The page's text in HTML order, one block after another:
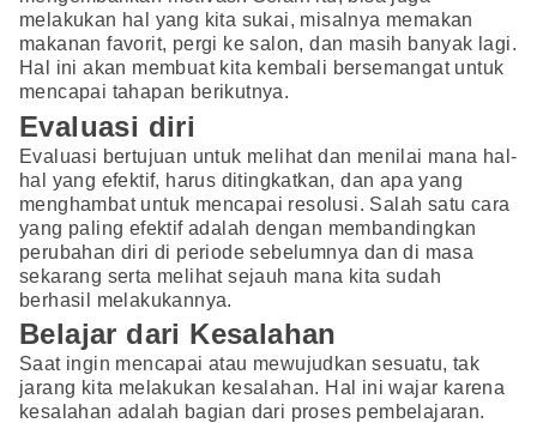
melakukan hal yang kita sukai, misalnya memakan
makanan favorit, pergi ke salon, dan masih banyak lagi.
Hal ini akan membuat kita kembali bersemangat untuk
mencapai tahapan berikutnya.
Evaluasi diri
Evaluasi bertujuan untuk melihat dan menilai mana hal-
hal yang efektif, harus ditingkatkan, dan apa yang
menghambat untuk mencapai resolusi. Salah satu cara
yang paling efektif adalah dengan membandingkan
perubahan diri di periode sebelumnya dan di masa
sekarang serta melihat sejauh mana kita sudah
berhasil melakukannya.
Belajar dari Kesalahan
Saat ingin mencapai atau mewujudkan sesuatu, tak
jarang kita melakukan kesalahan. Hal ini wajar karena
kesalahan adalah bagian dari proses pembelajaran.